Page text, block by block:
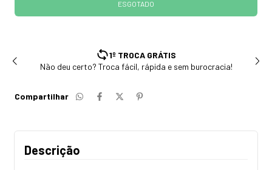
1º TROCA GRÁTIS
Não deu certo? Troca fácil, rápida e sem burocracia!
Compartilhar
Descrição